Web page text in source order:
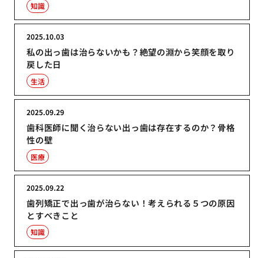
知識
私の出っ歯は治らないかも？絶望の淵から笑顔を取り
戻した日
2025.10.03
生活
歯科医師に聞く治らない出っ歯は存在するのか？骨格
性の壁
2025.09.29
医療
歯列矯正で出っ歯が治らない！考えられる５つの原因
とすべきこと
2025.09.22
知識